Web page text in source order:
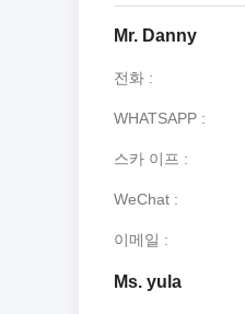
Mr. Danny
전화
WHATSAPP
스카 이프
WeChat
이메일
Ms. yula